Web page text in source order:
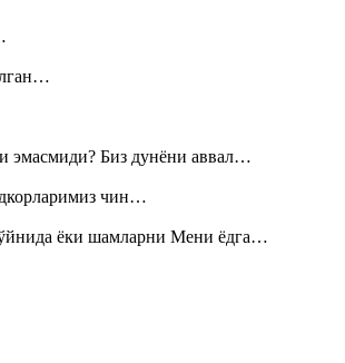
эмасмиди? Биз дунёни аввал…
чин…
ёки шамларни Мени ёдга…